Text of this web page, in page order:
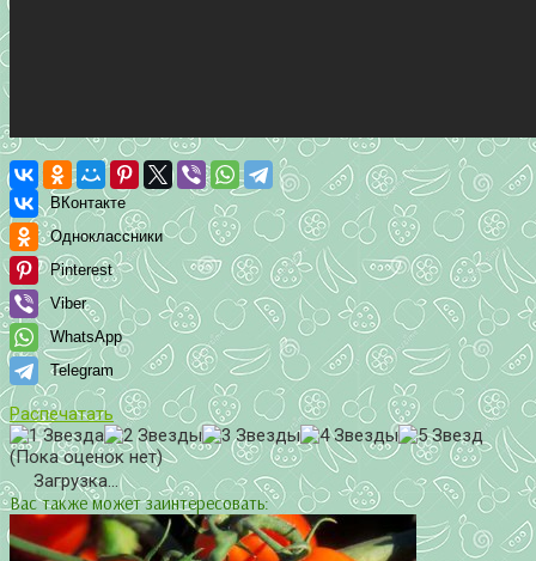
ВКонтакте
Одноклассники
Pinterest
Viber
WhatsApp
Telegram
Распечатать
(Пока оценок нет)
Загрузка...
Вас также может заинтересовать: